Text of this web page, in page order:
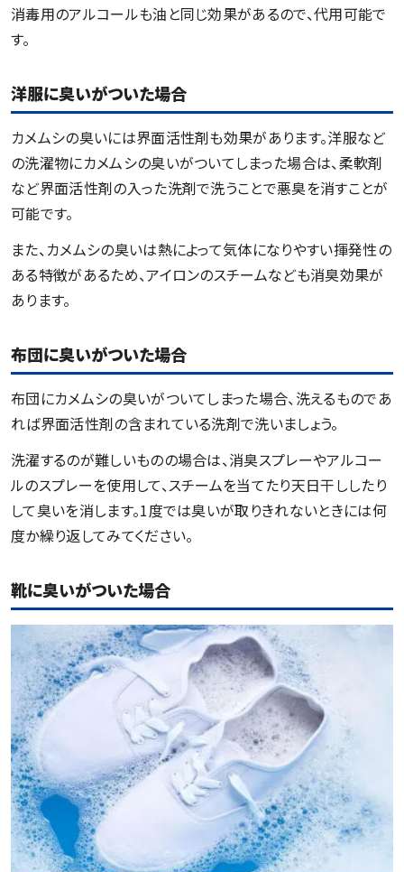
消毒用のアルコールも油と同じ効果があるので、代用可能で
す。
洋服に臭いがついた場合
カメムシの臭いには界面活性剤も効果があります。洋服など
の洗濯物にカメムシの臭いがついてしまった場合は、柔軟剤
など界面活性剤の入った洗剤で洗うことで悪臭を消すことが
可能です。
また、カメムシの臭いは熱によって気体になりやすい揮発性の
ある特徴があるため、アイロンのスチームなども消臭効果が
あります。
布団に臭いがついた場合
布団にカメムシの臭いがついてしまった場合、洗えるものであ
れば界面活性剤の含まれている洗剤で洗いましょう。
洗濯するのが難しいものの場合は、消臭スプレーやアルコー
ルのスプレーを使用して、スチームを当てたり天日干ししたり
して臭いを消します。1度では臭いが取りきれないときには何
度か繰り返してみてください。
靴に臭いがついた場合